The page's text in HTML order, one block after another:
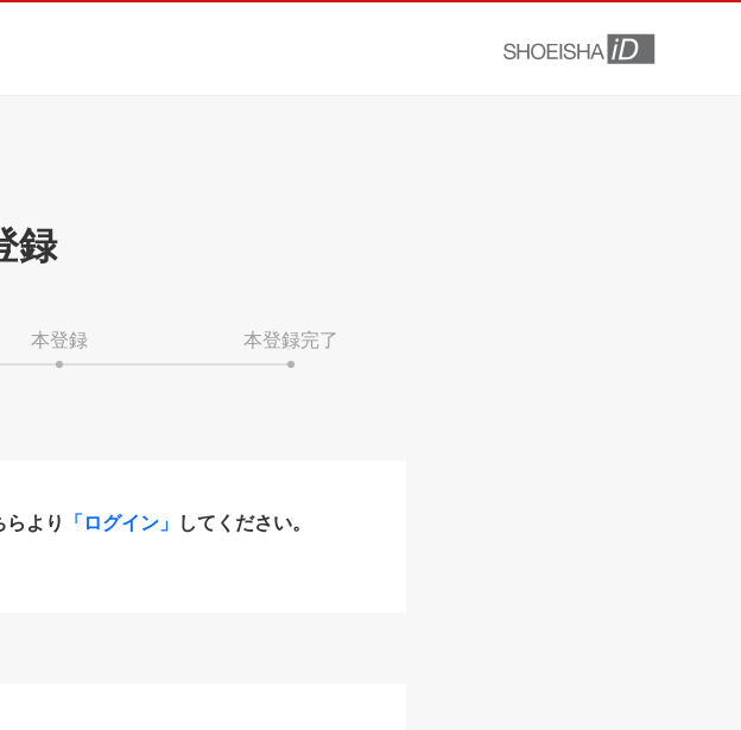
録
本登録 本登録完了
より 「ログイン」 してください。